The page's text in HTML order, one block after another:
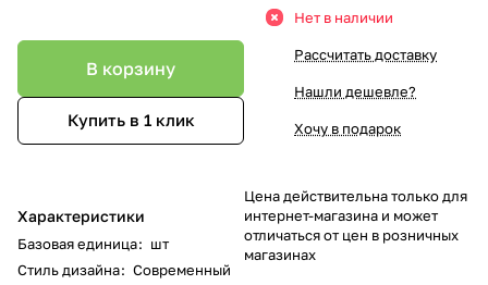
В корзину
Купить в 1 клик
Характеристики
Базовая единица: шт
Стиль дизайна: Современный
Нет в наличии
Рассчитать доставку
Нашли дешевле?
Хочу в подарок
Цена действительна только для
интернет-магазина и может
отличаться от цен в розничных
магазинах